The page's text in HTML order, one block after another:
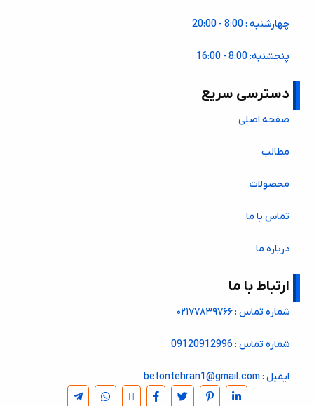
چهارشنبه : 8:00 - 20:00
پنجشنبه: 8:00 - 16:00
دسترسی سریع
صفحه اصلی
مطالب
محصولات
تماس با ما
درباره ما
ارتباط با ما
شماره تماس : ۰۲۱۷۷۸۳۹۷۶۶
شماره تماس : 09120912996
ایمیل : betontehran1@gmail.com